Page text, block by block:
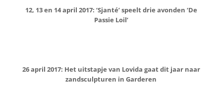
12, 13 en 14 april 2017: ‘Sjanté’ speelt drie avonden ‘De
Passie Loil’
26 april 2017: Het uitstapje van Lovida gaat dit jaar naar
zandsculpturen in Garderen